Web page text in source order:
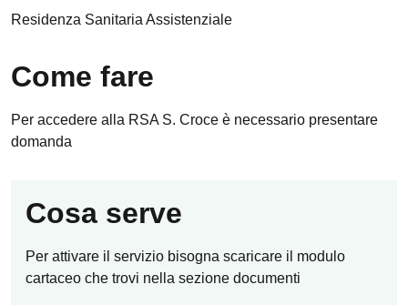
Residenza Sanitaria Assistenziale
Come fare
Per accedere alla RSA S. Croce è necessario presentare
domanda
Cosa serve
Per attivare il servizio bisogna scaricare il modulo
cartaceo che trovi nella sezione documenti